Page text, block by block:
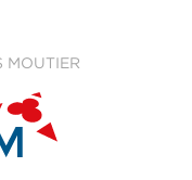
MOUTIER